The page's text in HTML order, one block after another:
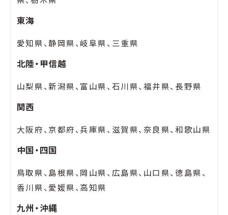
東海
愛知県、静岡県、岐阜県、三重県
北陸・甲信越
山梨県、新潟県、富山県、石川県、福井県、長野県
関西
大阪府、京都府、兵庫県、滋賀県、奈良県、和歌山県
中国・四国
鳥取県、島根県、岡山県、広島県、山口県、徳島県、
香川県、愛媛県、高知県
九州・沖縄